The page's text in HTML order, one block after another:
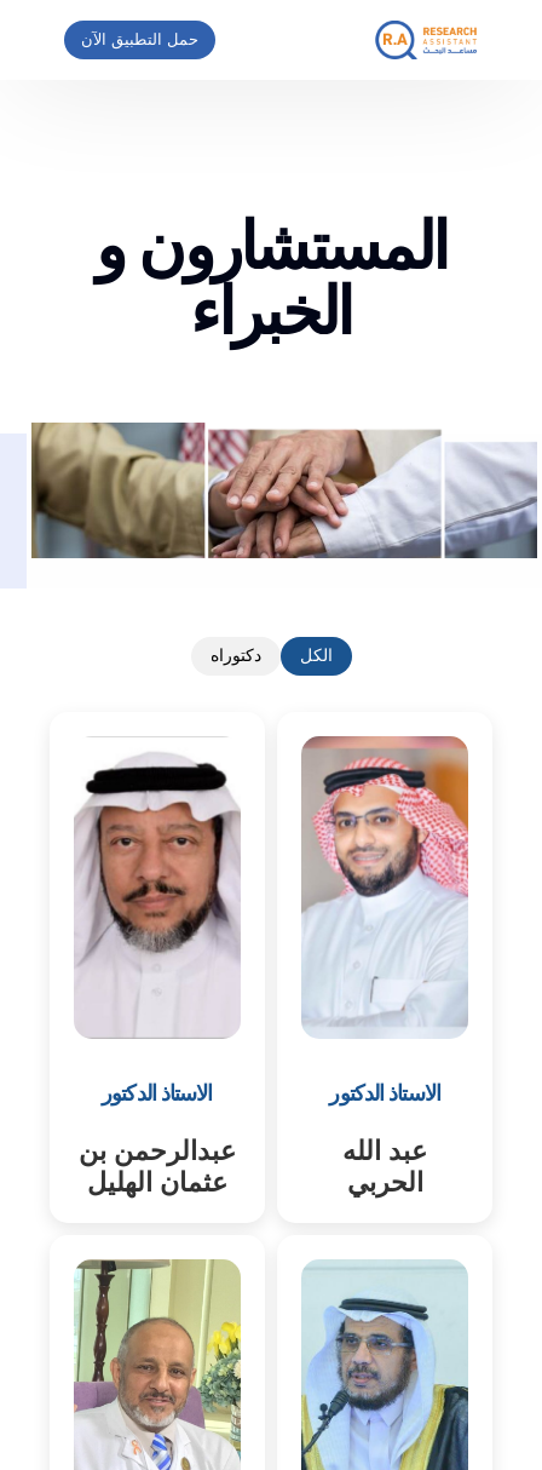
حمل التطبيق الآن
المستشارون و
الخبراء
الكل دكتوراه
الاستاذ الدكتور
عبد الله
الحربي
الاستاذ الدكتور
عبدالرحمن بن
عثمان الهليل